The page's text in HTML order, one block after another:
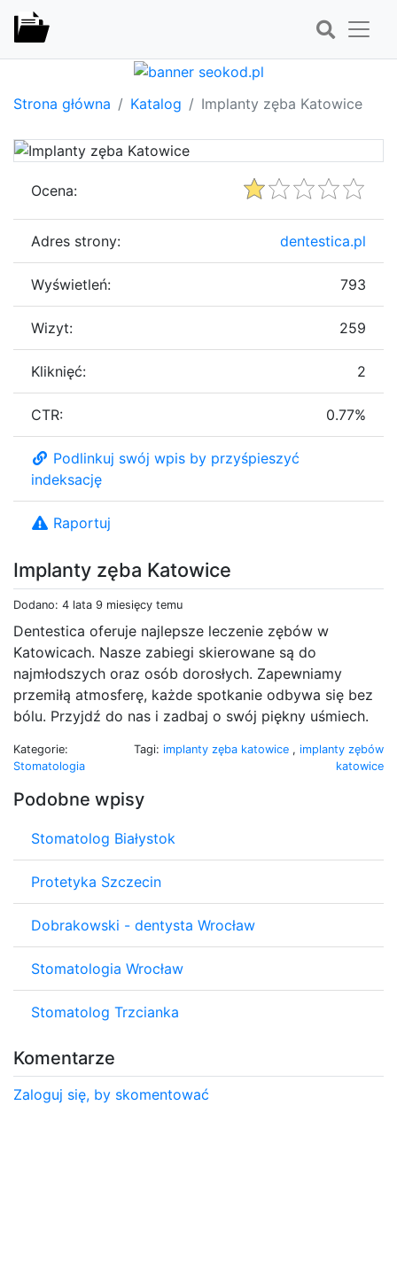
Strona główna Katalog Implanty zęba Katowice
Implanty zęba Katowice
Dodano: 4 lata 9 miesięcy temu
Dentestica oferuje najlepsze leczenie zębów w
Katowicach. Nasze zabiegi skierowane są do
najmłodszych oraz osób dorosłych. Zapewniamy
przemiłą atmosferę, każde spotkanie odbywa się bez
bólu. Przyjdź do nas i zadbaj o swój piękny uśmiech.
Kategorie:
Stomatologia
Tagi: implanty zęba katowice , implanty zębów
katowice
Podobne wpisy
Stomatolog Białystok
Protetyka Szczecin
Dobrakowski - dentysta Wrocław
Stomatologia Wrocław
Stomatolog Trzcianka
Komentarze
Zaloguj się, by skomentować
Ocena:
Adres strony: dentestica.pl
Wyświetleń: 793
Wizyt: 259
Kliknięć: 2
CTR: 0.77%
Podlinkuj swój wpis by przyśpieszyć
indeksację
Raportuj